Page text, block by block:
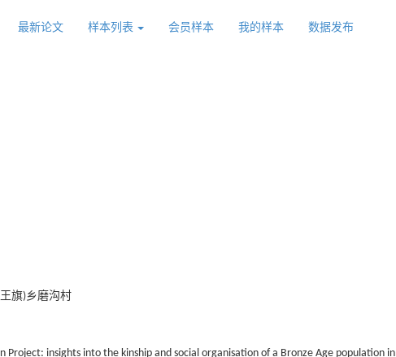
最新论文 样本列表 会员样本 我的样本 数据发布
旗)乡磨沟村
insights into the kinship and social organisation of a Bronze Age population in